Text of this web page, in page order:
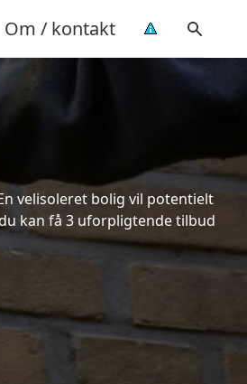
Om / kontakt
velisoleret bolig vil potentielt
kan få 3 uforpligtende tilbud